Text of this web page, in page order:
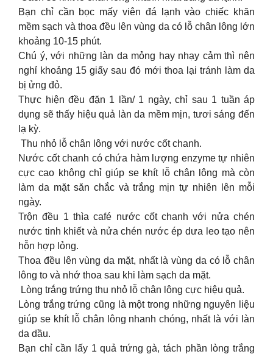
Bạn chỉ cần bọc mấy viên đá lạnh vào chiếc khăn
mềm sạch và thoa đều lên vùng da có lỗ chân lông lớn
khoảng 10-15 phút.
Chú ý, với những làn da mỏng hay nhạy cảm thì nên
nghỉ khoảng 15 giấy sau đó mới thoa lại tránh làm da
bị ửng đỏ.
Thực hiện đều đặn 1 lần/ 1 ngày, chỉ sau 1 tuần áp
dụng sẽ thấy hiệu quả làn da mềm mịn, tươi sáng đến
lạ kỳ.
︎ Thu nhỏ lỗ chân lông với nước cốt chanh.
Nước cốt chanh có chứa hàm lượng enzyme tự nhiên
cực cao không chỉ giúp se khít lỗ chân lông mà còn
làm da mặt săn chắc và trắng mịn tự nhiên lên mỗi
ngày.
Trộn đều 1 thìa café nước cốt chanh với nửa chén
nước tinh khiết và nửa chén nước ép dưa leo tạo nên
hỗn hợp lỏng.
Thoa đều lên vùng da mặt, nhất là vùng da có lỗ chân
lông to và nhớ thoa sau khi làm sạch da mặt.
︎ Lòng trắng trứng thu nhỏ lỗ chân lông cực hiệu quả.
Lòng trắng trứng cũng là một trong những nguyên liệu
giúp se khít lỗ chân lông nhanh chóng, nhất là với làn
da dầu.
Bạn chỉ cần lấy 1 quả trứng gà, tách phần lòng trắng